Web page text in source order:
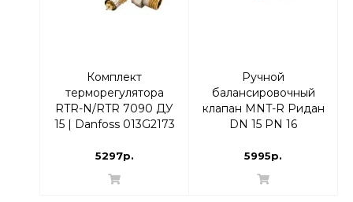
Комплект
терморегулятора
RTR-N/RTR 7090 ДУ
15 | Danfoss 013G2173
5297р.
Ручной
балансировочный
клапан MNT-R Ридан
DN 15 PN 16
5995р.